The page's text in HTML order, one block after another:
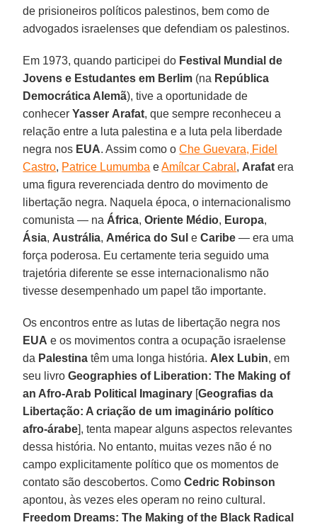
de prisioneiros políticos palestinos, bem como de
advogados israelenses que defendiam os palestinos.
Em 1973, quando participei do Festival Mundial de
Jovens e Estudantes em Berlim (na República
Democrática Alemã), tive a oportunidade de
conhecerYasser Arafat, que sempre reconheceu a
relação entre a luta palestina e a luta pela liberdade
negra nos EUA. Assim como oChe Guevara, Fidel
Castro, Patrice Lumumba eAmílcar Cabral , Arafat era
uma figura reverenciada dentro do movimento de
libertação negra. Naquela época, o internacionalismo
comunista — na África,Oriente Médio, Europa,
Ásia, Austrália, América do Sul eCaribe — era uma
força poderosa. Eu certamente teria seguido uma
trajetória diferente se esse internacionalismo não
tivesse desempenhado um papel tão importante.
Os encontros entre as lutas de libertação negra nos
EUA e os movimentos contra a ocupação israelense
da Palestina têm uma longa história. Alex Lubin, em
seu livroGeographies of Liberation: The Making of
an Afro-Arab Political Imaginary [Geografias da
Libertação: A criação de um imaginário político
afro-árabe], tenta mapear alguns aspectos relevantes
dessa história. No entanto, muitas vezes não é no
campo explicitamente político que os momentos de
contato são descobertos. ComoCedric Robinson
apontou, às vezes eles operam no reino cultural.
Freedom Dreams: The Making of the Black Radical